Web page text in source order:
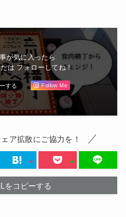
が気に入ったら
は フォローしてね！
Follow Me
ア拡散にご協力を！
をコピーする